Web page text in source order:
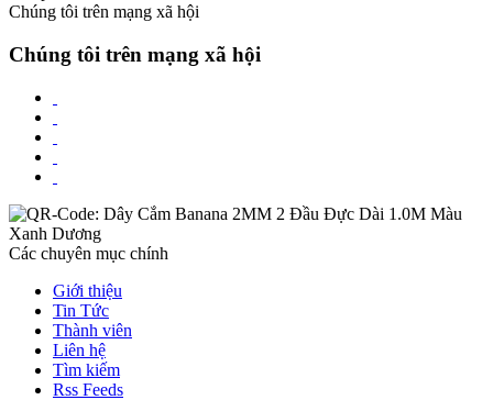
Chúng tôi trên mạng xã hội
Chúng tôi trên mạng xã hội
Các chuyên mục chính
Giới thiệu
Tin Tức
Thành viên
Liên hệ
Tìm kiếm
Rss Feeds